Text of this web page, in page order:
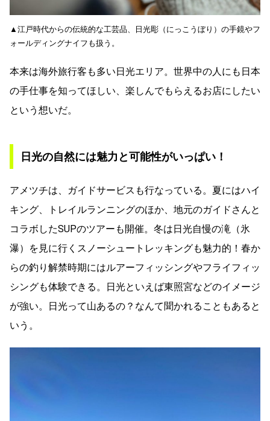
▲江戸時代からの伝統的な工芸品、日光彫（にっこうぼり）の手鏡やフ
ォールディングナイフも扱う。
本来は海外旅行客も多い日光エリア。世界中の人にも日本
の手仕事を知ってほしい、楽しんでもらえるお店にしたい
という想いだ。
日光の自然には魅力と可能性がいっぱい！
アメツチは、ガイドサービスも行なっている。夏にはハイ
キング、トレイルランニングのほか、地元のガイドさんと
コラボしたSUPのツアーも開催。冬は日光自慢の滝（氷
瀑）を見に行くスノーシュートレッキングも魅力的！春か
らの釣り解禁時期にはルアーフィッシングやフライフィッ
シングも体験できる。日光といえば東照宮などのイメージ
が強い。日光って山あるの？なんて聞かれることもあると
いう。